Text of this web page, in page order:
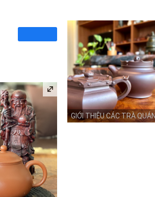
GIỚI THIỆU CÁC TRÀ